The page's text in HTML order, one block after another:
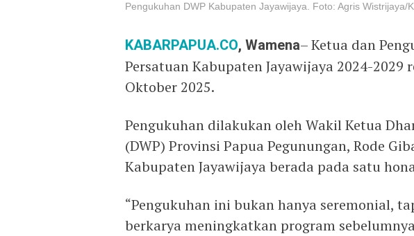
Pengukuhan DWP Kabupaten Jayawijaya. Foto: Agris Wistrijaya/
KABARPAPUA.CO, Wamena– Ketua dan
Persatuan Kabupaten Jayawijaya 2024-2029
Oktober 2025.
Pengukuhan dilakukan oleh Wakil Ketua
(DWP) Provinsi Papua Pegunungan, Rode
Kabupaten Jayawijaya berada pada satu
“Pengukuhan ini bukan hanya seremonial,
berkarya meningkatkan program